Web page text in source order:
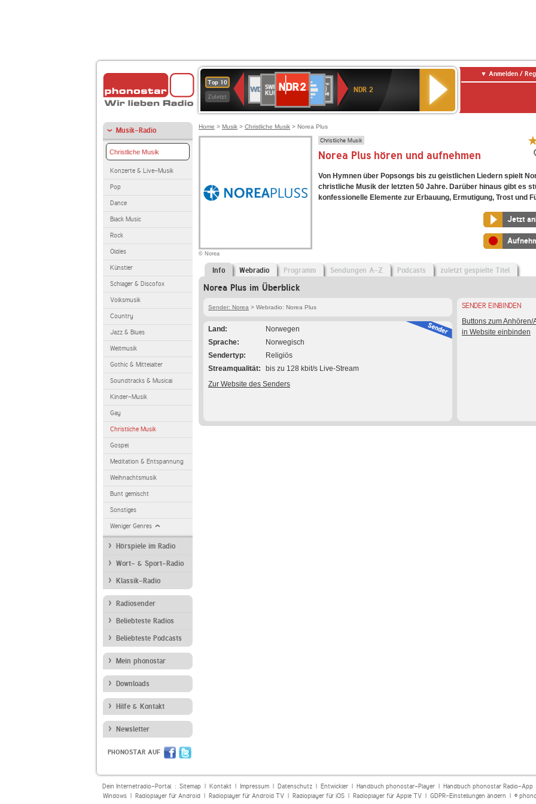
Top 10
Zuletzt
Deutschlandfunk
80er
90er
OLDIE
ANTENNE
SWR3
WDR
4
BR-
KLASSIK
Deutschlandfunk
Kultur
ANTENNE
BAYERN
2
Kultur
2
NDR 2
Anmelden /
Musik-Radio
Christliche Musik
Konzerte & Live-Musik
Pop
Dance
Black Music
Rock
Oldies
Künstler
Schlager & Discofox
Volksmusik
Country
Jazz & Blues
Weltmusik
Gothic & Mittelalter
Soundtracks & Musical
Kinder-Musik
Gay
Christliche Musik
Gospel
Meditation & Entspannung
Weihnachtsmusik
Bunt gemischt
Sonstiges
Weniger Genres
Hörspiele im Radio
Wort- & Sport-Radio
Klassik-Radio
Radiosender
Beliebteste Radios
Beliebteste Podcasts
Mein phonostar
Downloads
Hilfe & Kontakt
Newsletter
PHONOSTAR AUF
Home > Musik > Christliche Musik > Norea Plus
© Norea
Christliche Musik
Norea Plus hören und aufnehmen
Von Hymnen über Popsongs bis zu geistlichen Liedern spielt
christliche Musik der letzten 50 Jahre. Darüber hinaus gibt es
konfessionelle Elemente zur Erbauung, Ermutigung, Trost und
Jetzt
Info Webradio Programm Sendungen A-Z Podcasts zuletzt gespielte Titel
Norea Plus im Überblick
Sender: Norea > Webradio: Norea Plus
Land
Norwegen
Sprache
Norwegisch
Sendertyp
Religiös
Streamqualität
bis zu 128 kbit/s Live-Stream
Zur Website des Senders
SENDER EINBINDEN
Buttons zum Anhören/
in Website einbinden
Dein Internetradio-Portal : Sitemap| Kontakt| Impressum| Datenschutz| Entwickler| Handbuch phonostar-Player| Handbuch phonostar Radio-App
Windows| Radioplayer für Android| Radioplayer für Android TV| Radioplayer für iOS| Radioplayer für Apple TV| GDPR-Einstellungen ändern | ©